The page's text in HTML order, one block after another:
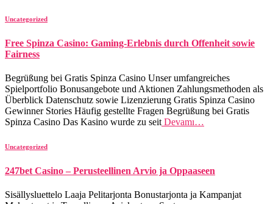
Uncategorized
Free Spinza Casino: Gaming-Erlebnis durch Offenheit sowie
Fairness
Begrüßung bei Gratis Spinza Casino Unser umfangreiches
Spielportfolio Bonusangebote und Aktionen Zahlungsmethoden als
Überblick Datenschutz sowie Lizenzierung Gratis Spinza Casino
Gewinner Stories Häufig gestellte Fragen Begrüßung bei Gratis
Spinza Casino Das Kasino wurde zu seit Devamı…
Uncategorized
247bet Casino – Perusteellinen Arvio ja Oppaaseen
Sisällysluettelo Laaja Pelitarjonta Bonustarjonta ja Kampanjat